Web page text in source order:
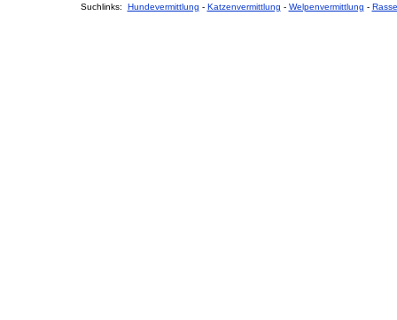
Suchlinks: Hundevermittlung - Katzenvermittlung - Welpenvermittlung -